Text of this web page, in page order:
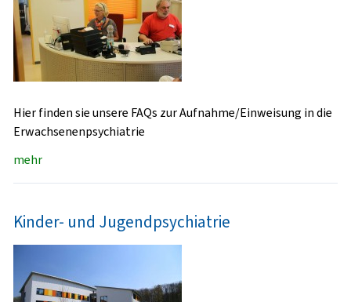
Hier finden sie unsere FAQs zur Aufnahme/Einweisung in die
Erwachsenenpsychiatrie
mehr
Kinder- und Jugendpsychiatrie